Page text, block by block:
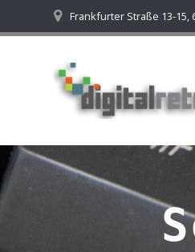
to
Frankfurter Straße 13-15,